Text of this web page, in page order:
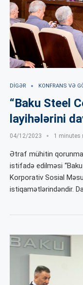
DIGƏR KONFRANS VƏ
“Baku Steel
layihələrini
04/12/2023 1 minutes
Ətraf mühitin
istifadə edilməsi
Korporativ Sosial
istiqamətlərindəndir.